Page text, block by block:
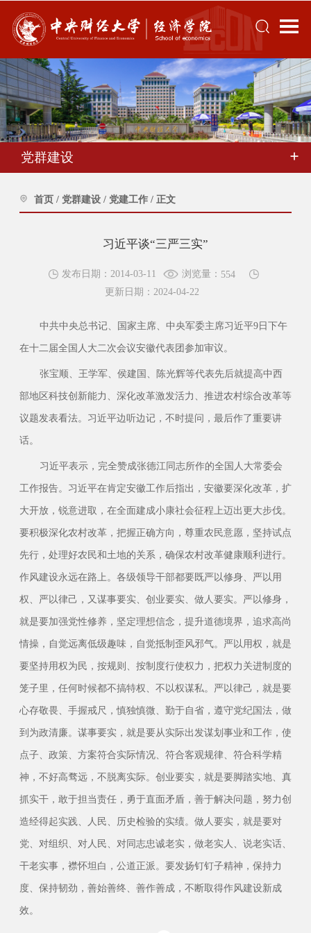
党群建设
首页 / 党群建设 / 党建工作 / 正文
习近平谈“三严三实”
发布日期：2014-03-11 浏览量： 554
更新日期：2024-04-22
中共中央总书记、国家主席、中央军委主席习近平9日下午
在十二届全国人大二次会议安徽代表团参加审议。
张宝顺、王学军、侯建国、陈光辉等代表先后就提高中西
部地区科技创新能力、深化改革激发活力、推进农村综合改革等
议题发表看法。习近平边听边记，不时提问，最后作了重要讲
话。
习近平表示，完全赞成张德江同志所作的全国人大常委会
工作报告。习近平在肯定安徽工作后指出，安徽要深化改革，扩
大开放，锐意进取，在全面建成小康社会征程上迈出更大步伐。
要积极深化农村改革，把握正确方向，尊重农民意愿，坚持试点
先行，处理好农民和土地的关系，确保农村改革健康顺利进行。
作风建设永远在路上。各级领导干部都要既严以修身、严以用
权、严以律己，又谋事要实、创业要实、做人要实。严以修身，
就是要加强党性修养，坚定理想信念，提升道德境界，追求高尚
情操，自觉远离低级趣味，自觉抵制歪风邪气。严以用权，就是
要坚持用权为民，按规则、按制度行使权力，把权力关进制度的
笼子里，任何时候都不搞特权、不以权谋私。严以律己，就是要
心存敬畏、手握戒尺，慎独慎微、勤于自省，遵守党纪国法，做
到为政清廉。谋事要实，就是要从实际出发谋划事业和工作，使
点子、政策、方案符合实际情况、符合客观规律、符合科学精
神，不好高骛远，不脱离实际。创业要实，就是要脚踏实地、真
抓实干，敢于担当责任，勇于直面矛盾，善于解决问题，努力创
造经得起实践、人民、历史检验的实绩。做人要实，就是要对
党、对组织、对人民、对同志忠诚老实，做老实人、说老实话、
干老实事，襟怀坦白，公道正派。要发扬钉钉子精神，保持力
度、保持韧劲，善始善终、善作善成，不断取得作风建设新成
效。